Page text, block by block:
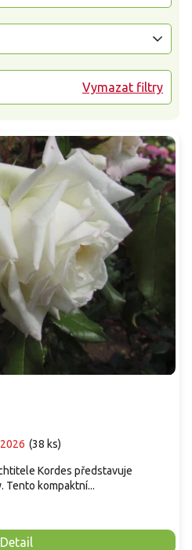
Vymazat filtry
(38 ks)
Detail
Kordes představuje
Tento kompaktní...